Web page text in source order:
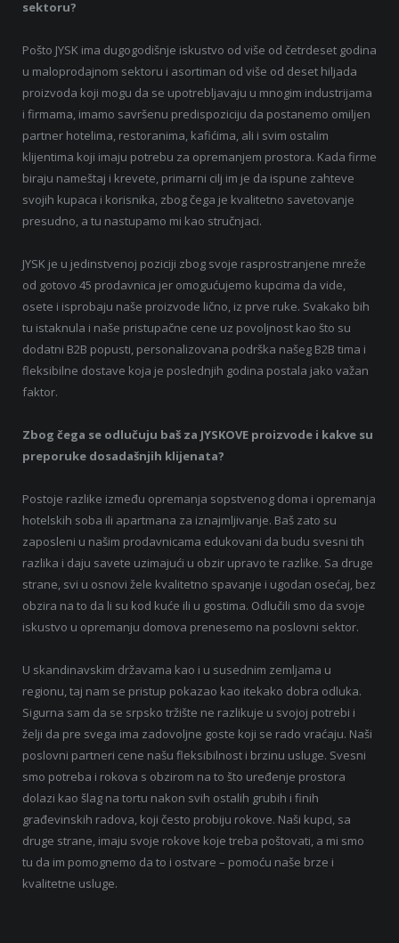
sektoru?
Pošto JYSK ima dugogodišnje iskustvo od više od četrdeset godina
u maloprodajnom sektoru i asortiman od više od deset hiljada
proizvoda koji mogu da se upotrebljavaju u mnogim industrijama
i firmama, imamo savršenu predispoziciju da postanemo omiljen
partner hotelima, restoranima, kafićima, ali i svim ostalim
klijentima koji imaju potrebu za opremanjem prostora. Kada firme
biraju nameštaj i krevete, primarni cilj im je da ispune zahteve
svojih kupaca i korisnika, zbog čega je kvalitetno savetovanje
presudno, a tu nastupamo mi kao stručnjaci.
JYSK je u jedinstvenoj poziciji zbog svoje rasprostranjene mreže
od gotovo 45 prodavnica jer omogućujemo kupcima da vide,
osete i isprobaju naše proizvode lično, iz prve ruke. Svakako bih
tu istaknula i naše pristupačne cene uz povoljnost kao što su
dodatni B2B popusti, personalizovana podrška našeg B2B tima i
fleksibilne dostave koja je poslednjih godina postala jako važan
faktor.
Zbog čega se odlučuju baš za JYSKOVE proizvode i kakve su
preporuke dosadašnjih klijenata?
Postoje razlike između opremanja sopstvenog doma i opremanja
hotelskih soba ili apartmana za iznajmljivanje. Baš zato su
zaposleni u našim prodavnicama edukovani da budu svesni tih
razlika i daju savete uzimajući u obzir upravo te razlike. Sa druge
strane, svi u osnovi žele kvalitetno spavanje i ugodan osećaj, bez
obzira na to da li su kod kuće ili u gostima. Odlučili smo da svoje
iskustvo u opremanju domova prenesemo na poslovni sektor.
U skandinavskim državama kao i u susednim zemljama u
regionu, taj nam se pristup pokazao kao itekako dobra odluka.
Sigurna sam da se srpsko tržište ne razlikuje u svojoj potrebi i
želji da pre svega ima zadovoljne goste koji se rado vraćaju. Naši
poslovni partneri cene našu fleksibilnost i brzinu usluge. Svesni
smo potreba i rokova s obzirom na to što uređenje prostora
dolazi kao šlag na tortu nakon svih ostalih grubih i finih
građevinskih radova, koji često probiju rokove. Naši kupci, sa
druge strane, imaju svoje rokove koje treba poštovati, a mi smo
tu da im pomognemo da to i ostvare – pomoću naše brze i
kvalitetne usluge.